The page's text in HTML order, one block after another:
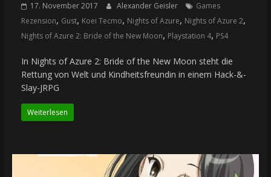
17. November 2017 Alexander Geisler
Games
Rezension, Gust, Koei Tecmo, Nights of Azure, Nights of Azure 2,
Nights of Azure 2: Bride of the New Moon, Playstation 4, PS4
In Nights of Azure 2: Bride of the New Moon steht die
Rettung von Welt und Kindheitsfreundin in einem Hack-&-
Slay-JRPG
Weiterlesen